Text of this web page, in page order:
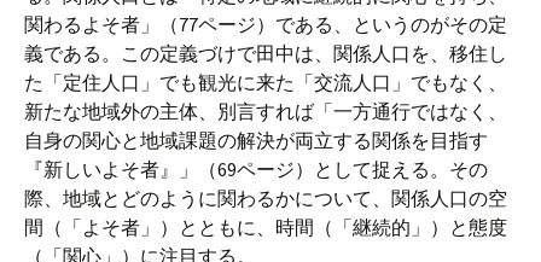
関わるよそ者」（77ページ）である、というのがその定
義である。この定義づけで田中は、関係人口を、移住し
た「定住人口」でも観光に来た「交流人口」でもなく、
新たな地域外の主体、別言すれば「一方通行ではなく、
自身の関心と地域課題の解決が両立する関係を目指す
『新しいよそ者』」（69ページ）として捉える。その
際、地域とどのように関わるかについて、関係人口の空
間（「よそ者」）とともに、時間（「継続的」）と態度
（「関心」）に注目する。